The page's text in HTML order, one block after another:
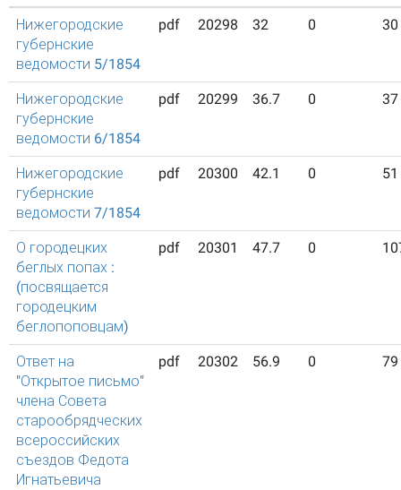
Нижегородские
губернские
ведомости 5/1854
pdf 20298 32 0 30
Нижегородские
губернские
ведомости 6/1854
pdf 20299 36.7 0 37
Нижегородские
губернские
ведомости 7/1854
pdf 20300 42.1 0 51
О городецких
беглых попах :
(посвящается
городецким
беглопоповцам)
pdf 20301 47.7 0
Ответ на
"Открытое письмо"
члена Совета
старообрядческих
всероссийских
съездов Федота
Игнатьевича
pdf 20302 56.9 0 79